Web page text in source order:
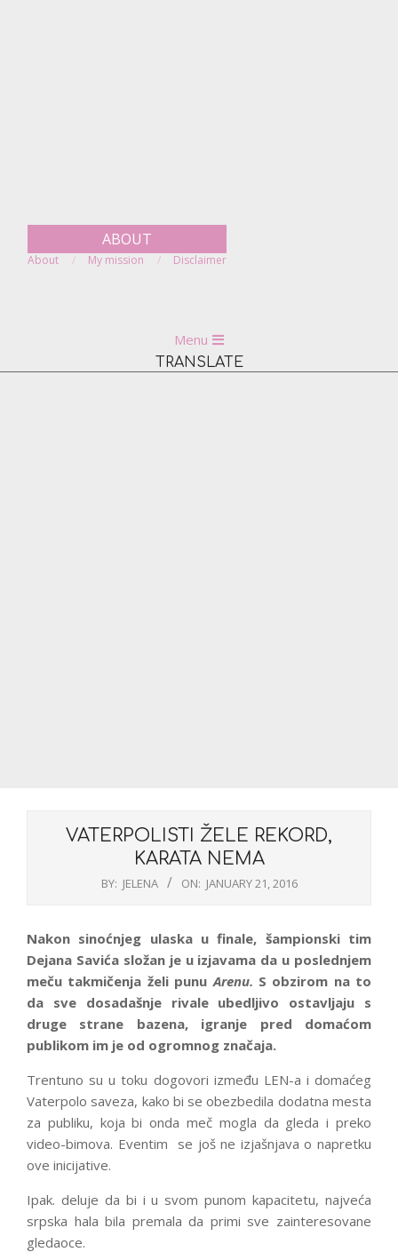
ABOUT
About My mission Disclaimer
Menu
Menu
TRANSLATE
VATERPOLISTI ŽELE REKORD,
KARATA NEMA
BY: JELENA ON: JANUARY 21, 2016
Nakon sinoćnjeg ulaska u finale, šampionski tim
Dejana Savića složan je u izjavama da u poslednjem
meču takmičenja želi punu Arenu. S obzirom na to
da sve dosadašnje rivale ubedljivo ostavljaju s
druge strane bazena, igranje pred domaćom
publikom im je od ogromnog značaja.
Trentuno su u toku dogovori između LEN-a i domaćeg
Vaterpolo saveza, kako bi se obezbedila dodatna mesta
za publiku, koja bi onda meč mogla da gleda i preko
video-bimova. Eventim se još ne izjašnjava o napretku
ove inicijative.
Ipak. deluje da bi i u svom punom kapacitetu, najveća
srpska hala bila premala da primi sve zainteresovane
gledaoce.